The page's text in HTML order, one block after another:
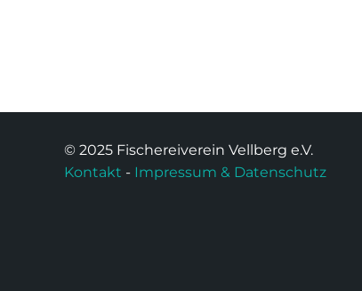
© 2025 Fischereiverein Vellberg e.V.
Kontakt - Impressum & Datenschutz